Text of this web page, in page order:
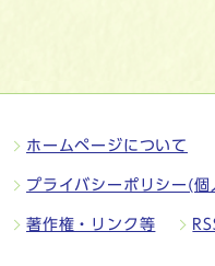
ホームページについて
プライバシーポリシー(個
著作権・リンク等